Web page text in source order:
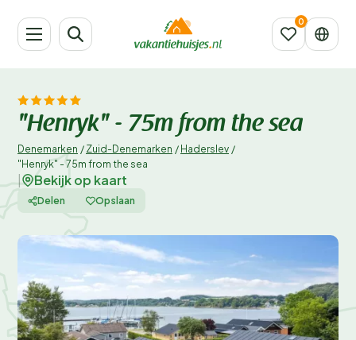
"Henryk" - 75m from the sea
Denemarken / Zuid-Denemarken / Haderslev /
"Henryk" - 75m from the sea
Bekijk op kaart
Delen Opslaan